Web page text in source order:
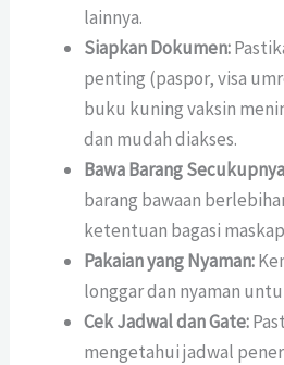
lainnya.
Siapkan Dokumen:
penting (paspor, visa
buku kuning vaksin
dan mudah diakses.
Bawa Barang
barang bawaan
ketentuan bagasi
Pakaian yang Nyaman:
longgar dan nyaman
Cek Jadwal dan Gate:
mengetahui jadwal